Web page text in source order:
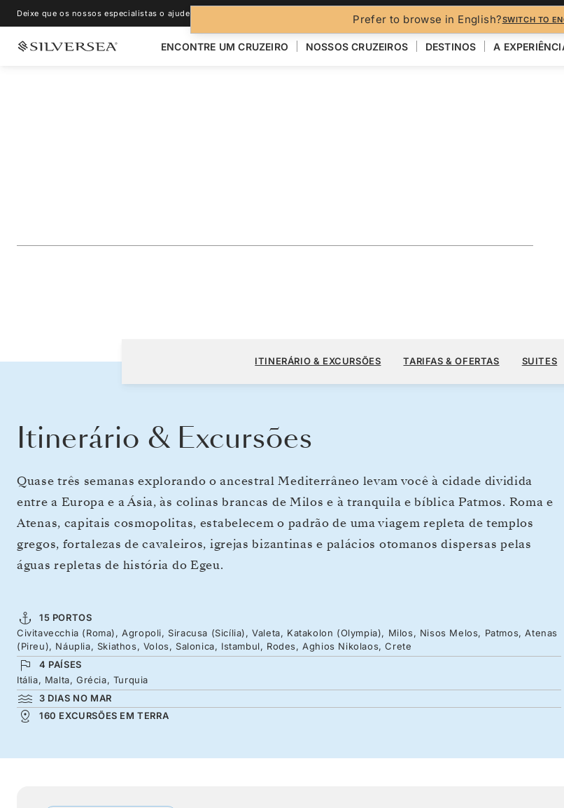
Prefer to browse in English?SWITCH TO
Deixe que os nossos especialistas o ajudem.
ENCONTRE UM CRUZEIRO NOSSOS CRUZEIROS DESTINOS A
Civitavecchia (Roma) a Atenas (Pireu)
19 DIAS
POR HÓSPEDE,
ITINERÁRIO & EXCURSÕES TARIFAS & OFERTAS SUITES
Itinerário & Excursões
Quase três semanas explorando o ancestral Mediterrâneo levam você à cidade dividida
entre a Europa e a Ásia, às colinas brancas de Milos e à tranquila e bíblica Patmos. Roma e
Atenas, capitais cosmopolitas, estabelecem o padrão de uma viagem repleta de templos
gregos, fortalezas de cavaleiros, igrejas bizantinas e palácios otomanos dispersas pelas
águas repletas de história do Egeu.
15 PORTOS
Civitavecchia (Roma), Agropoli, Siracusa (Sicília), Valeta, Katakolon (Olympia), Milos, Nisos Melos, Patmos, Atenas
(Pireu), Náuplia, Skiathos, Volos, Salonica, Istambul, Rodes, Aghios Nikolaos, Crete
4 PAÍSES
Itália, Malta, Grécia, Turquia
3 DIAS NO MAR
160 EXCURSÕES EM TERRA